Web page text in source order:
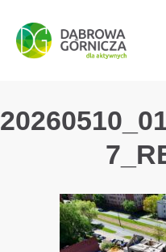
PRZEJDŹ DO MENU
PRZEJDŹ DO
PRZEJDŹ DO TREŚCI